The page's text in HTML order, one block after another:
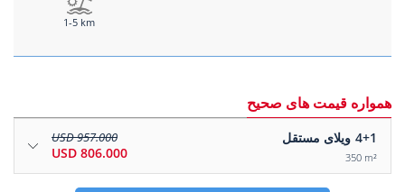
1-5 km
همواره قیمت های صحیح
4+1 ویلای مستقل
350 m²
957.000 USD
806.000 USD